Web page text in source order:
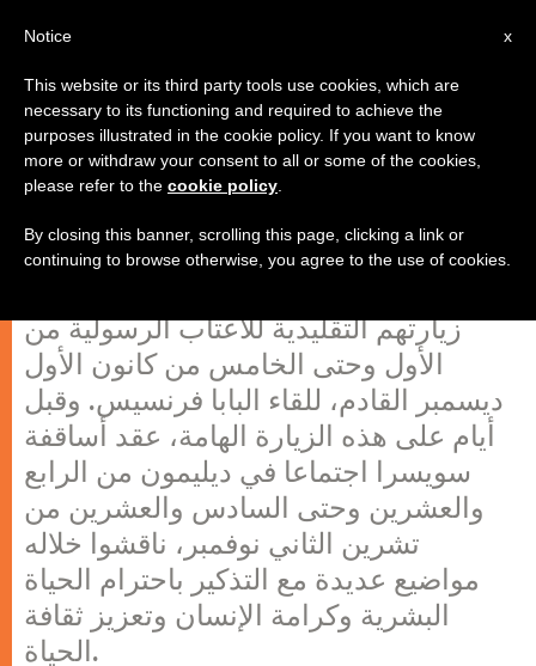
أساقفة سويسرا في زيارة تقليدية
للأعتاب الرسولية
زيارتهم التقليدية للأعتاب الرسولية من
الأول وحتى الخامس من كانون الأول
ديسمبر القادم، للقاء البابا فرنسيس. وقبل
أيام على هذه الزيارة الهامة، عقد أساقفة
سويسرا اجتماعا في ديليمون من الرابع
والعشرين وحتى السادس والعشرين من
تشرين الثاني نوفمبر، ناقشوا خلاله
مواضيع عديدة مع التذكير باحترام الحياة
البشرية وكرامة الإنسان وتعزيز ثقافة
الحياة.
x
Notice
This website or its third party tools use cookies, which are
necessary to its functioning and required to achieve the
purposes illustrated in the cookie policy. If you want to know
more or withdraw your consent to all or some of the cookies,
please refer to the cookie policy
By closing this banner, scrolling this page, clicking a link or
continuing to browse otherwise, you agree to the use of cookies.